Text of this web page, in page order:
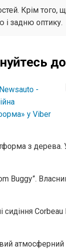
Крім
і задню оптику.
з дерева.
Buggy”.
сидіння